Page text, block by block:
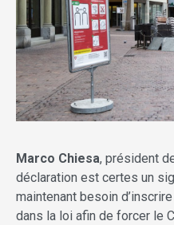
Marco Chiesa, président
déclaration est certes un
maintenant besoin
dans la loi afin de forcer le